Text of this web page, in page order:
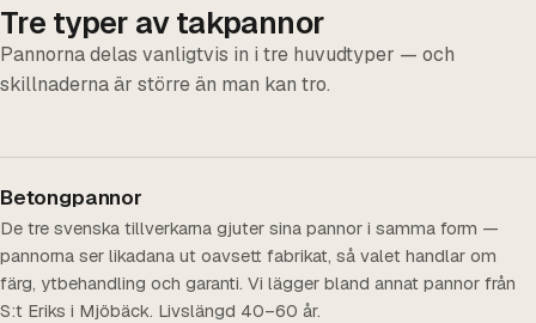
Tre typer av takpannor
Pannorna delas vanligtvis in i tre huvudtyper — och
skillnaderna är större än man kan tro.
Betongpannor
De tre svenska tillverkarna gjuter sina pannor i samma form —
pannorna ser likadana ut oavsett fabrikat, så valet handlar om
färg, ytbehandling och garanti. Vi lägger bland annat pannor från
S:t Eriks i Mjöbäck. Livslängd 40–60 år.